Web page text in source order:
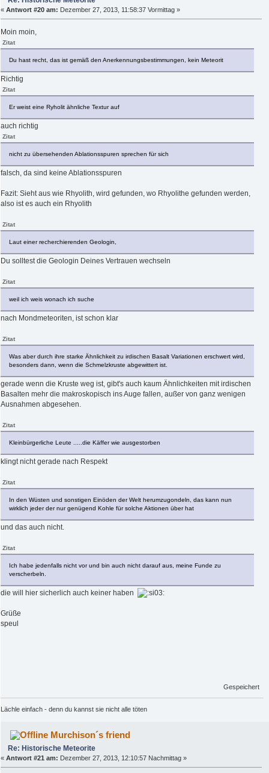
« Antwort #20 am: Dezember 27, 2013, 11:58:37 Vormittag »
Moin moin,
Zitat
Du hast recht, das ist gemäß den Anerkennungsbestimmungen, kein Meteorit
Richtig
Zitat
Er weist eine Ryholit ähnliche Textur auf
auch richtig
Zitat
nicht zu übersehenden Ablationsspuren sprechen für sich
falsch, da sind keine Ablationsspuren
Fazit: Sieht aus wie Rhyolith, wird gefunden, wo Rhyolithe gefunden werden,
also ist es auch ein Rhyolith
Zitat
Laut einer recherchierenden Geologin,
Du solltest die Geologin Deines Vertrauen wechseln
Zitat
weil ich weis wonach ich suche
nach Mondmeteoriten, ist schon klar
Zitat
Was aber durch ihre starke Ähnlichkeit zu irdischen Basalt Variationen erschwert wird,
besonders dann, wenn die Schmelzkruste abgewittert ist.
gerade wenn die Kruste weg ist, gibt's auch kaum Ähnlichkeiten mit irdischen
Basalten mehr die makroskopisch ins Auge fallen, außer von ganz wenigen
Ausnahmen abgesehen.
Zitat
Kleinbürgerliche Leute .....die Käffer wie ausgestorben
klingt nicht gerade nach Respekt
Zitat
In den Wüsten und sonstigen Einöden der Welt herumzugondeln, das kann nun
wirklich jeder der nur genügend Kohle für solche Aktionen über hat
und das auch nicht.
Zitat
Ich habe jedenfalls nicht vor und bin auch nicht darauf aus, meine Funde zu
verscherbeln.
die will hier sicherlich auch keiner haben
Grüße
speul
Gespeichert
Lächle einfach - denn du kannst sie nicht alle töten
Murchison´s friend
Re: Historische Meteorite
« Antwort #21 am: Dezember 27, 2013, 12:10:57 Nachmittag »